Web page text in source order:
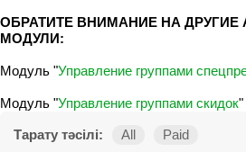
ОБРАТИТЕ ВНИМАНИЕ НА
МОДУЛИ:
Модуль "Управление группами
Модуль "Управление группами скидок"
Тарату тәсілі: All Paid